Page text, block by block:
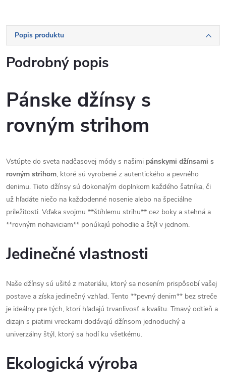
Popis produktu
Podrobný popis
Pánske džínsy s
rovným strihom
Vstúpte do sveta nadčasovej módy s našimi pánskymi džínsami s
rovným strihom, ktoré sú vyrobené z autentického a pevného
denimu. Tieto džínsy sú dokonalým doplnkom každého šatníka, či
už hľadáte niečo na každodenné nosenie alebo na špeciálne
príležitosti. Vďaka svojmu **štíhlemu strihu** cez boky a stehná a
**rovným nohaviciam** ponúkajú pohodlie a štýl v jednom.
Jedinečné vlastnosti
Naše džínsy sú ušité z materiálu, ktorý sa nosením prispôsobí vašej
postave a získa jedinečný vzhľad. Tento **pevný denim** bez streče
je ideálny pre tých, ktorí hľadajú trvanlivosť a kvalitu. Tmavý odtieň a
dizajn s piatimi vreckami dodávajú džínsom jednoduchý a
univerzálny štýl, ktorý sa hodí ku všetkému.
Ekologická výroba